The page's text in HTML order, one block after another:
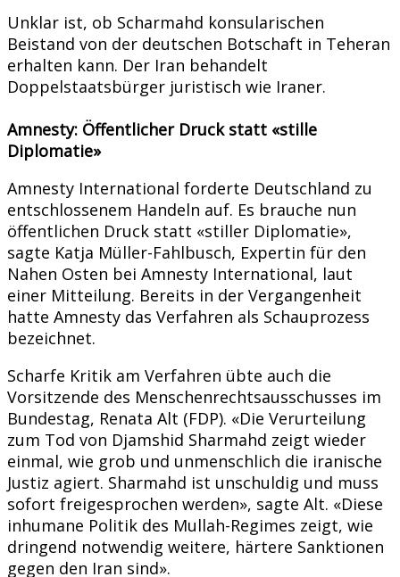
Unklar ist, ob Scharmahd konsularischen
Beistand von der deutschen Botschaft in Teheran
erhalten kann. Der Iran behandelt
Doppelstaatsbürger juristisch wie Iraner.
Amnesty: Öffentlicher Druck statt «stille
Diplomatie»
Amnesty International forderte Deutschland zu
entschlossenem Handeln auf. Es brauche nun
öffentlichen Druck statt «stiller Diplomatie»,
sagte Katja Müller-Fahlbusch, Expertin für den
Nahen Osten bei Amnesty International, laut
einer Mitteilung. Bereits in der Vergangenheit
hatte Amnesty das Verfahren als Schauprozess
bezeichnet.
Scharfe Kritik am Verfahren übte auch die
Vorsitzende des Menschenrechtsausschusses im
Bundestag, Renata Alt (FDP). «Die Verurteilung
zum Tod von Djamshid Sharmahd zeigt wieder
einmal, wie grob und unmenschlich die iranische
Justiz agiert. Sharmahd ist unschuldig und muss
sofort freigesprochen werden», sagte Alt. «Diese
inhumane Politik des Mullah-Regimes zeigt, wie
dringend notwendig weitere, härtere Sanktionen
gegen den Iran sind».